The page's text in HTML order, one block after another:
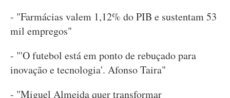
- "Farmácias valem 1,12% do PIB e sustentam 53
mil empregos"
- "'O futebol está em ponto de rebuçado para
inovação e tecnologia'. Afonso Taira"
- "Miguel Almeida quer transformar